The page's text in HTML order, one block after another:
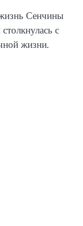
Сенчины
с
жизни.